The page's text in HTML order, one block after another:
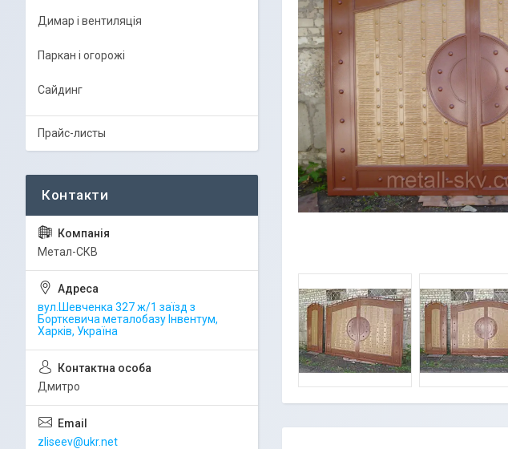
Димар і вентиляція
Паркан і огорожі
Сайдинг
Прайс-листы
Метал-СКВ
вул.Шевченка 327 ж/1 заїзд з
Борткевича металобазу Інвентум,
Харків, Україна
Дмитро
zliseev@ukr.net